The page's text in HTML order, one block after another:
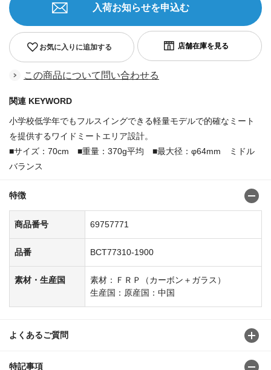
お気に入りに追加する
入荷お知らせを申込む
この商品について問い合わせる
関連 KEYWORD
小学校低学年でもフルスイングできる軽量モデルで的確なミート
を提供するワイドミートエリア設計。
■サイズ：70cm ■重量：370g平均 ■最大径：φ64mm ミドル
バランス
特徴
商品番号 69757771
品番 BCT77310-1900
素材・生産国
素材：ＦＲＰ（カーボン＋ガラス）
生産国：原産国：中国
よくあるご質問
特記事項